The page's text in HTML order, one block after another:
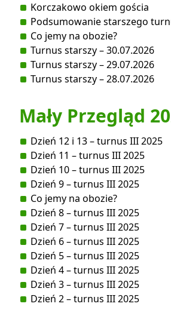
Korczakowo okiem gościa
Podsumowanie starszego
Co jemy na obozie?
Turnus starszy – 30.07.2026
Turnus starszy – 29.07.2026
Turnus starszy – 28.07.2026
Mały Przegląd
Dzień 12 i 13 – turnus III 2025
Dzień 11 – turnus III 2025
Dzień 10 – turnus III 2025
Dzień 9 – turnus III 2025
Co jemy na obozie?
Dzień 8 – turnus III 2025
Dzień 7 – turnus III 2025
Dzień 6 – turnus III 2025
Dzień 5 – turnus III 2025
Dzień 4 – turnus III 2025
Dzień 3 – turnus III 2025
Dzień 2 – turnus III 2025